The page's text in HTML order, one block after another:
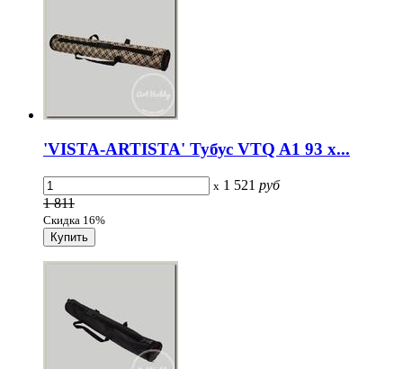
'VISTA-ARTISTA' Тубус VTQ A1 93 x...
x 1 521 руб
1 811
Скидка 16%